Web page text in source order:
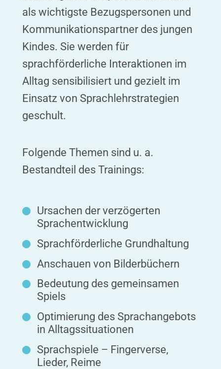
als wichtigste Bezugspersonen und
Kommunikationspartner des jungen
Kindes. Sie werden für
sprachförderliche Interaktionen im
Alltag sensibilisiert und gezielt im
Einsatz von Sprachlehrstrategien
geschult.
Folgende Themen sind u. a.
Bestandteil des Trainings:
Ursachen der verzögerten
Sprachentwicklung
Sprachförderliche Grundhaltung
Anschauen von Bilderbüchern
Bedeutung des gemeinsamen
Spiels
Optimierung des Sprachangebots
in Alltagssituationen
Sprachspiele – Fingerverse,
Lieder, Reime